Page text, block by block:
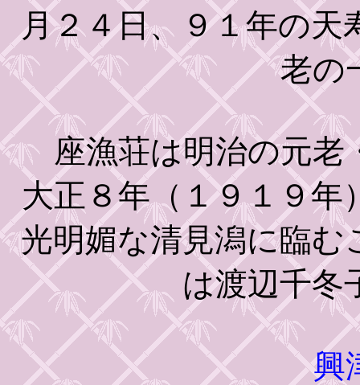
月２４日、９１年の天
老の
座漁荘は明治の元老
大正８年（１９１９
光明媚な清見潟に臨む
は渡辺千冬
興